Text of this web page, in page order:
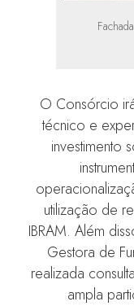
O Consórcio
técnico e
investimento
utilização de
IBRAM. Além
Gestora de
realizada
ampla